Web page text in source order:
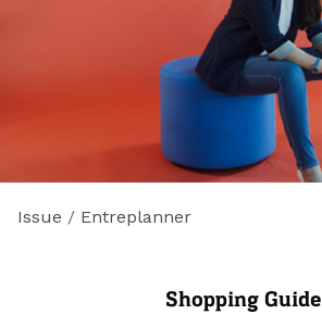
Issue / Entreplanner
Shopping Guide